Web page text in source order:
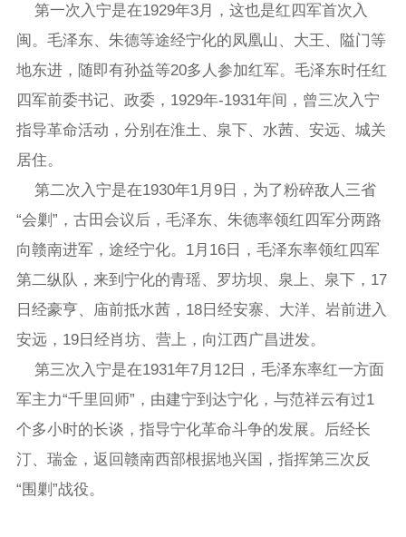
第一次入宁是在1929年3月，这也是红四军首次入
闽。毛泽东、朱德等途经宁化的凤凰山、大王、隘门等
地东进，随即有孙益等20多人参加红军。毛泽东时任红
四军前委书记、政委，1929年-1931年间，曾三次入宁
指导革命活动，分别在淮土、泉下、水茜、安远、城关
居住。
第二次入宁是在1930年1月9日，为了粉碎敌人三省
“会剿”，古田会议后，毛泽东、朱德率领红四军分两路
向赣南进军，途经宁化。1月16日，毛泽东率领红四军
第二纵队，来到宁化的青瑶、罗坊坝、泉上、泉下，17
日经豪亨、庙前抵水茜，18日经安寨、大洋、岩前进入
安远，19日经肖坊、营上，向江西广昌进发。
第三次入宁是在1931年7月12日，毛泽东率红一方面
军主力“千里回师”，由建宁到达宁化，与范祥云有过1
个多小时的长谈，指导宁化革命斗争的发展。后经长
汀、瑞金，返回赣南西部根据地兴国，指挥第三次反
“围剿”战役。